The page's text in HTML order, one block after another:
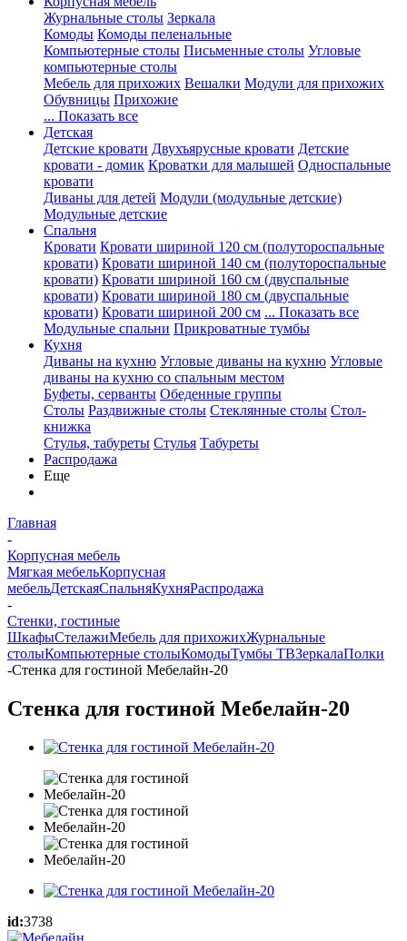
Журнальные столы Зеркала
Комоды Комоды пеленальные
Компьютерные столы Письменные столы Угловые
компьютерные столы
Мебель для прихожих Вешалки Модули для прихожих
Обувницы Прихожие
... Показать все
Детская
Детские кровати Двухъярусные кровати Детские
кровати - домик Кроватки для малышей Односпальные
кровати
Диваны для детей Модули (модульные детские)
Модульные детские
Спальня
Кровати Кровати шириной 120 см (полутороспальные
кровати) Кровати шириной 140 см (полутороспальные
кровати) Кровати шириной 160 см (двуспальные
кровати) Кровати шириной 180 см (двуспальные
кровати) Кровати шириной 200 см ... Показать все
Модульные спальни Прикроватные тумбы
Кухня
Диваны на кухню Угловые диваны на кухню Угловые
диваны на кухню со спальным местом
Буфеты, серванты Обеденные группы
Столы Раздвижные столы Стеклянные столы Стол-
книжка
Стулья, табуреты Стулья Табуреты
Распродажа
Еще
Главная
-
Корпусная мебель
Мягкая мебельКорпусная
мебельДетскаяСпальняКухняРаспродажа
-
Стенки, гостиные
ШкафыСтелажиМебель для прихожихЖурнальные
столыКомпьютерные столыКомодыТумбы ТВЗеркалаПолки
-Стенка для гостиной Мебелайн-20
Стенка для гостиной Мебелайн-20
id:3738